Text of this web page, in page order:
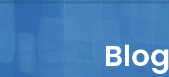
Blog